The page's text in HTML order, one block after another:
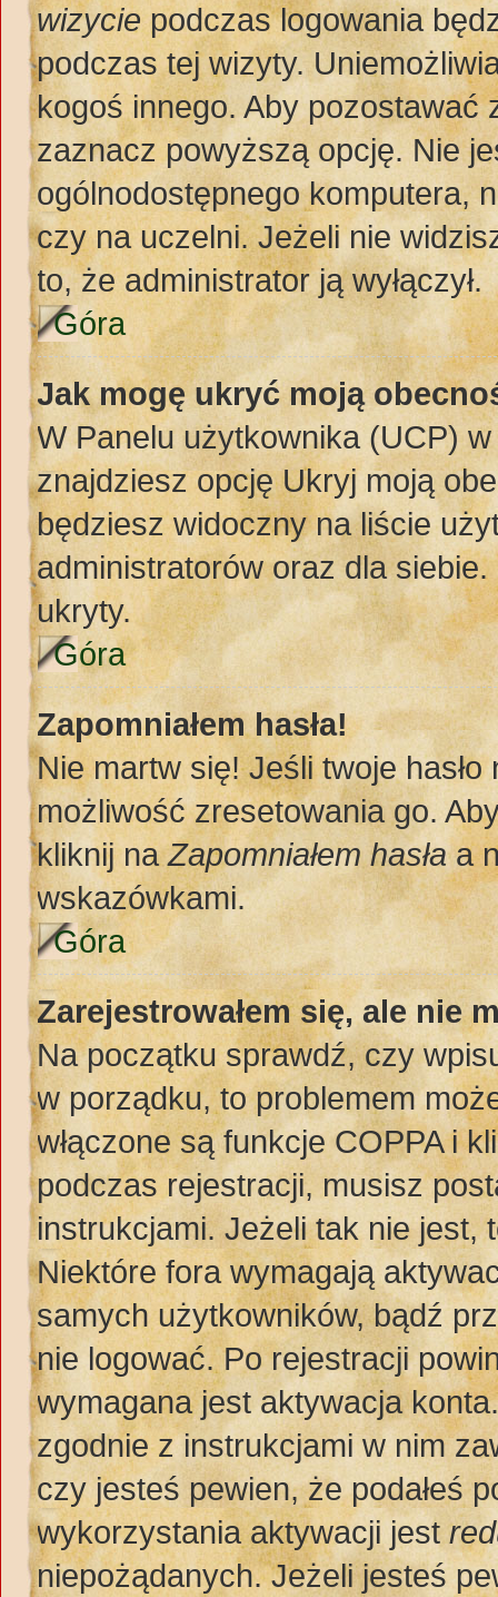
wizyciepodczas logowania
podczas tej wizyty.
kogoś innego. Aby
zaznacz powyższą opcję. Nie
ogólnodostępnego komputera,
czy na uczelni. Jeżeli nie
to, że administrator ją wyłączył.
Góra
Jak mogę ukryć moją
W Panelu użytkownika (UCP) w
znajdziesz opcję Ukryj moją
będziesz widoczny na liście
administratorów oraz dla
ukryty.
Góra
Zapomniałem hasła!
Nie martw się! Jeśli twoje
możliwość zresetowania go.
kliknij naZapomniałem hasłaa
wskazówkami.
Góra
Zarejestrowałem się, ale nie
Na początku sprawdź, czy
w porządku, to problemem
włączone są funkcje COPPA i
podczas rejestracji, musisz
instrukcjami. Jeżeli tak nie jest,
Niektóre fora wymagają
samych użytkowników, bądź
nie logować. Po rejestracji
wymagana jest aktywacja
zgodnie z instrukcjami w nim
czy jesteś pewien, że podałeś
wykorzystania aktywacji jest
niepożądanych. Jeżeli jesteś